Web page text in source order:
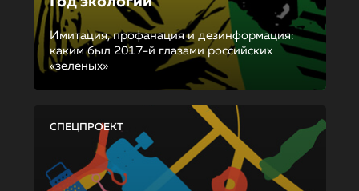
Имитация, профанация и дезинформация:
каким был 2017-й глазами российских
«зеленых»
СПЕЦПРОЕКТ